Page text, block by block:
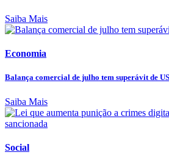
Saiba Mais
Economia
Balança comercial de julho tem superávit de
Saiba Mais
Social